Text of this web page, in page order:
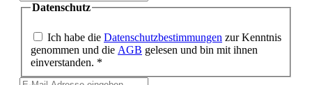
Datenschutz
Ich habe die Datenschutzbestimmungen zur Kenntnis
genommen und die AGB gelesen und bin mit ihnen
einverstanden. *